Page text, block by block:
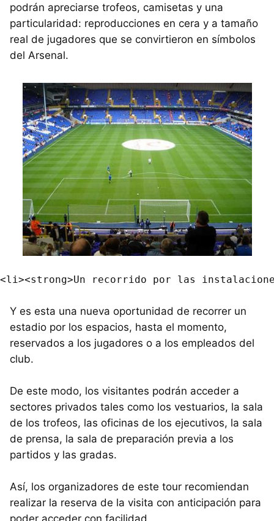
podrán apreciarse trofeos, camisetas y una
particularidad: reproducciones en cera y a tamaño
real de jugadores que se convirtieron en símbolos
del Arsenal.
Y es esta una nueva oportunidad de recorrer un
estadio por los espacios, hasta el momento,
reservados a los jugadores o a los empleados del
club.
De este modo, los visitantes podrán acceder a
sectores privados tales como los vestuarios, la sala
de los trofeos, las oficinas de los ejecutivos, la sala
de prensa, la sala de preparación previa a los
partidos y las gradas.
Así, los organizadores de este tour recomiendan
realizar la reserva de la visita con anticipación para
poder acceder con facilidad.